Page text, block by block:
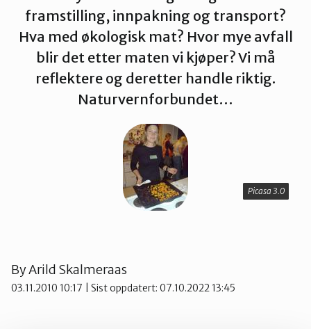
Vest-Telemark
framstilling, innpakning og transport?
Hva med økologisk mat? Hvor mye avfall
blir det etter maten vi kjøper? Vi må
reflektere og deretter handle riktig.
Naturvernforbundet…
Picasa 3.0
Picasa 3.0
ByArild Skalmeraas
03.11.2010 10:17 | Sist oppdatert: 07.10.2022 13:45